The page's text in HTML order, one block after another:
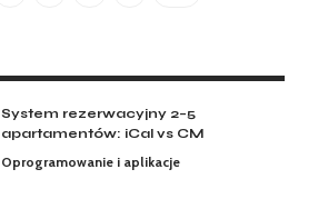
System rezerwacyjny 2–5
apartamentów: iCal vs CM
Oprogramowanie i aplikacje